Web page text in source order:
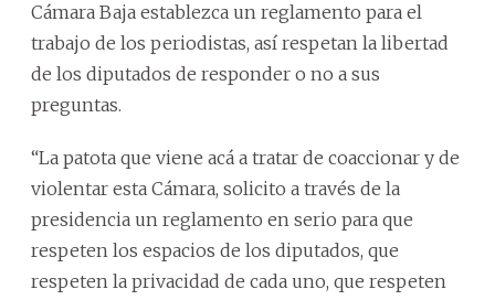
Cámara Baja establezca un reglamento para el
trabajo de los periodistas, así respetan la libertad
de los diputados de responder o no a sus
preguntas.
“La patota que viene acá a tratar de coaccionar y de
violentar esta Cámara, solicito a través de la
presidencia un reglamento en serio para que
respeten los espacios de los diputados, que
respeten la privacidad de cada uno, que respeten